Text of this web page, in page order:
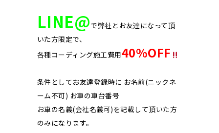
LINE@で弊社とお友達になって頂
いた方限定で、
各種コーディング施工費用40%OFF
条件としてお友達登録時に お名前(ニックネ
ーム不可) お車の車台番号
お車の名義(会社名義可)を記載して頂いた方
のみになります。